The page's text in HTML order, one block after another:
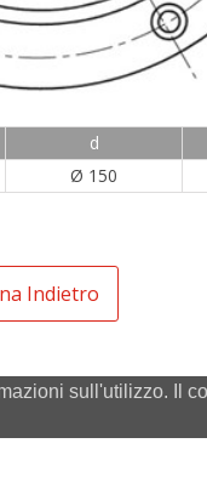
sull'utilizzo. Il
d
Ø 150
Indietro